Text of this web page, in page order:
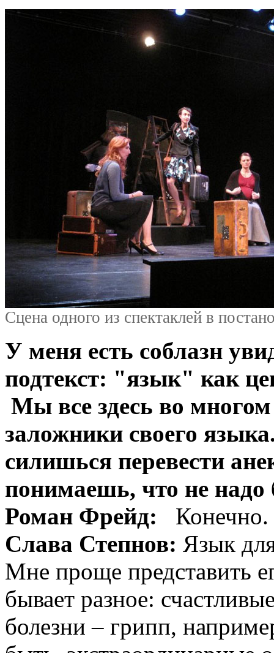
Сцена одного из спектаклей в
У меня есть соблазн
подтекст: "язык" как
Мы все здесь во
заложники своего
силишься перевести
понимаешь, что не
Роман Фрейд: Конечно.
Слава Степнов: Язык
Мне проще представить
бывает разное:
болезни – грипп,